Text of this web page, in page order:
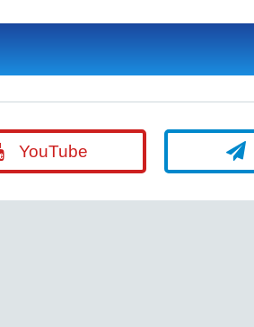
YouTube